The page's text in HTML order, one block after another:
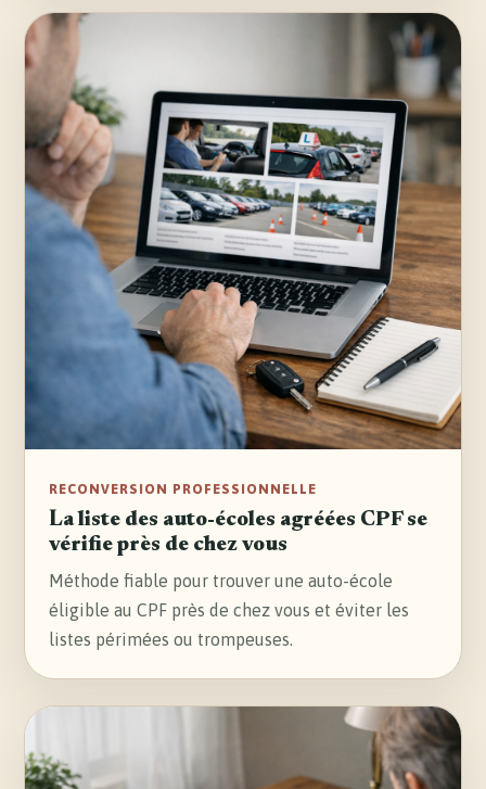
RECONVERSION PROFESSIONNELLE
La liste des auto-écoles agréées CPF se
vérifie près de chez vous
Méthode fiable pour trouver une auto-école
éligible au CPF près de chez vous et éviter les
listes périmées ou trompeuses.